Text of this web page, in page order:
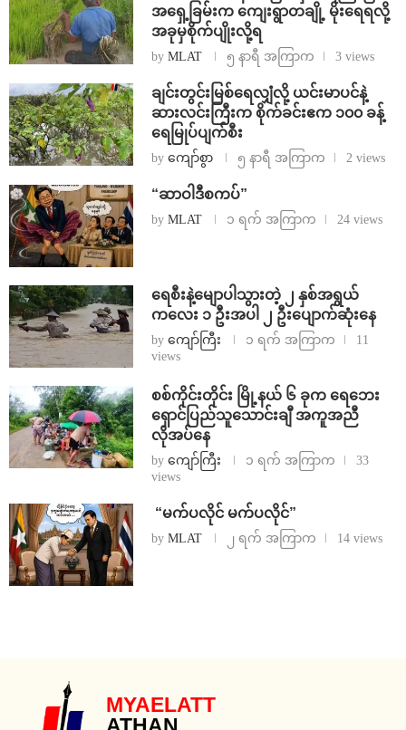
အရှေ့ခြမ်းက ကျေးရွာတချို့ မိုးရေရလို့
အခုမှစိုက်ပျိုးလို့ရ
by MLAT ၅ နာရီ အကြာက 3 views
ချင်းတွင်းမြစ်ရေလျှံလို့ ယင်းမာပင်နဲ့
ဆားလင်းကြီးက စိုက်ခင်းဧက ၁၀၀ ခန့်
ရေမြုပ်ပျက်စီး
by ကျော်စွာ ၅ နာရီ အကြာက 2 views
“ဆာဝါဒီစကပ်”
by MLAT ၁ ရက် အကြာက 24 views
ရေစီးနဲ့မျောပါသွားတဲ့ ၂ နှစ်အရွယ်
ကလေး ၁ ဦးအပါ ၂ ဦးပျောက်ဆုံးနေ
by ကျော်ကြီး ၁ ရက် အကြာက
11
views
စစ်ကိုင်းတိုင်း မြို့နယ် ၆ ခုက ရေဘေး
ရှောင်ပြည်သူသောင်းချီ အကူအညီ
လိုအပ်နေ
by ကျော်ကြီး ၁ ရက် အကြာက
33
views
⁨ ⁨“မက်ပလိုင် မက်ပလိုင်”
by MLAT ၂ ရက် အကြာက 14 views
MYAELATT